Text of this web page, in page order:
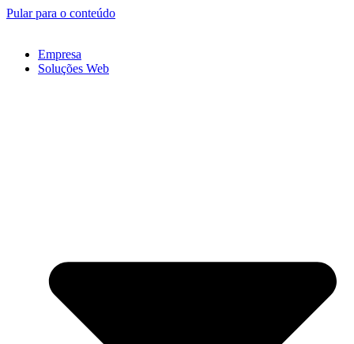
Pular para o conteúdo
Empresa
Soluções Web